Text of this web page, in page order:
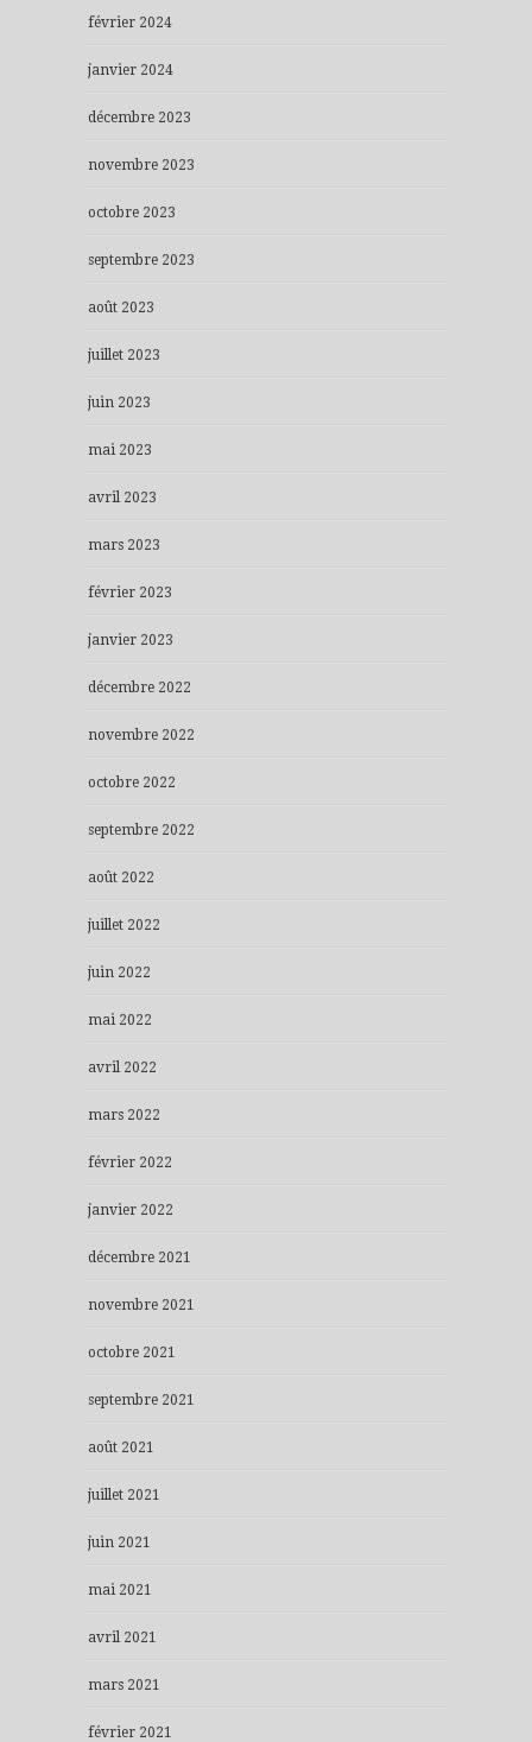
février 2024
janvier 2024
décembre 2023
novembre 2023
octobre 2023
septembre 2023
août 2023
juillet 2023
juin 2023
mai 2023
avril 2023
mars 2023
février 2023
janvier 2023
décembre 2022
novembre 2022
octobre 2022
septembre 2022
août 2022
juillet 2022
juin 2022
mai 2022
avril 2022
mars 2022
février 2022
janvier 2022
décembre 2021
novembre 2021
octobre 2021
septembre 2021
août 2021
juillet 2021
juin 2021
mai 2021
avril 2021
mars 2021
février 2021